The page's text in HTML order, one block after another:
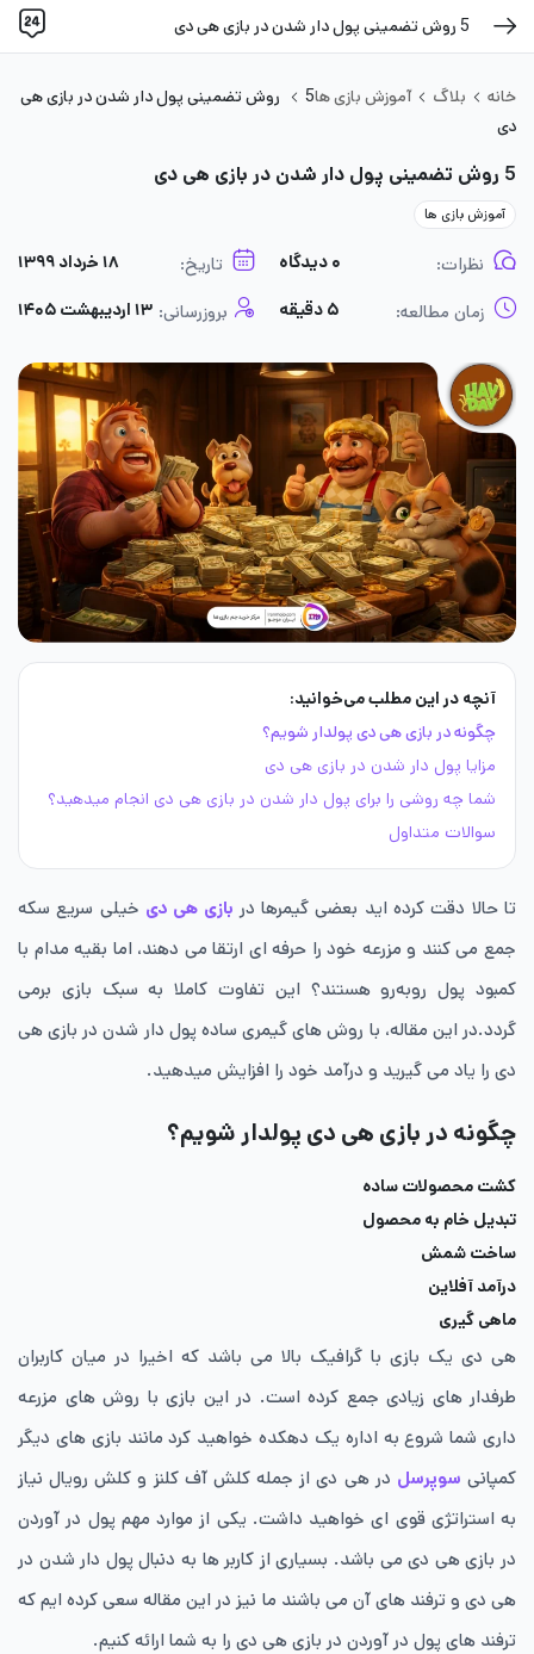
5 روش تضمینی پول دار شدن در بازی هی دی
خانه بلاگ آموزش بازی ها
5 روش تضمینی پول دار شدن در بازی هی
دی
5 روش تضمینی پول دار شدن در بازی هی دی
آموزش بازی ها
نظرات: ۰ دیدگاه تاریخ: ۱۸ خرداد ۱۳۹۹
زمان مطالعه: ۵ دقیقه بروزرسانی: ۱۳ اردیبهشت ۱۴۰۵
آنچه در این مطلب می‌خوانید:
چگونه در بازی هی دی پولدار شویم؟
مزایا پول دار شدن در بازی هی دی
شما چه روشی را برای پول دار شدن در بازی هی دی انجام میدهید؟
سوالات متداول
تا حالا دقت کرده اید بعضی گیمرها در بازی هی دی خیلی سریع سکه
جمع می کنند و مزرعه خود را حرفه ای ارتقا می دهند، اما بقیه مدام با
کمبود پول روبه‌رو هستند؟ این تفاوت کاملا به سبک بازی برمی
‌گردد.در این مقاله، با روش های گیمری ساده پول دار شدن در بازی هی
دی را یاد می ‌گیرید و درآمد خود را افزایش میدهید.
چگونه در بازی هی دی پولدار شویم؟
کشت محصولات ساده
تبدیل خام به محصول
ساخت شمش
درآمد آفلاین
ماهی گیری
هی دی یک بازی با گرافیک بالا می باشد که اخیرا در میان کاربران
طرفدار های زیادی جمع کرده است. در این بازی با روش های مزرعه
داری شما شروع به اداره یک دهکده خواهید کرد مانند بازی های دیگر
کمپانی سوپرسل در هی دی از جمله کلش آف کلنز و کلش رویال نیاز
به استراتژی قوی ای خواهید داشت. یکی از موارد مهم پول در آوردن
در بازی هی دی می باشد. بسیاری از کاربر ها به دنبال پول دار شدن در
هی دی و ترفند های آن می باشند ما نیز در این مقاله سعی کرده ایم که
ترفند های پول در آوردن در بازی هی دی را به شما ارائه کنیم.